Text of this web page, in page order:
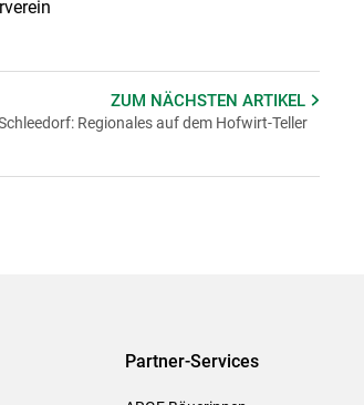
ZUM NÄCHSTENARTIKEL
Regionales auf dem Hofwirt-Teller
Partner-Services